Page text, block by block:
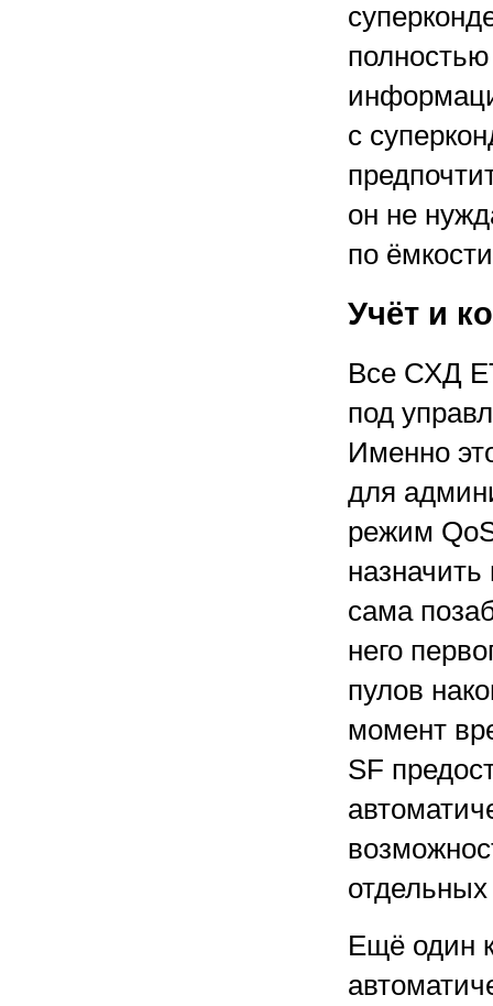
с
он не
по
Учёт и
Все СХД
под
Именно
для
режим
сама
него
пулов
момент
SF
Ещё один